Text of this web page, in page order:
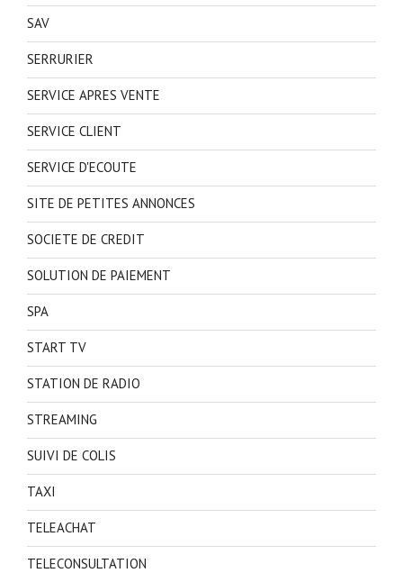
SAV
SERRURIER
SERVICE APRES VENTE
SERVICE CLIENT
SERVICE D'ECOUTE
SITE DE PETITES ANNONCES
SOCIETE DE CREDIT
SOLUTION DE PAIEMENT
SPA
START TV
STATION DE RADIO
STREAMING
SUIVI DE COLIS
TAXI
TELEACHAT
TELECONSULTATION